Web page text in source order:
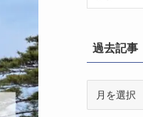
過去記事